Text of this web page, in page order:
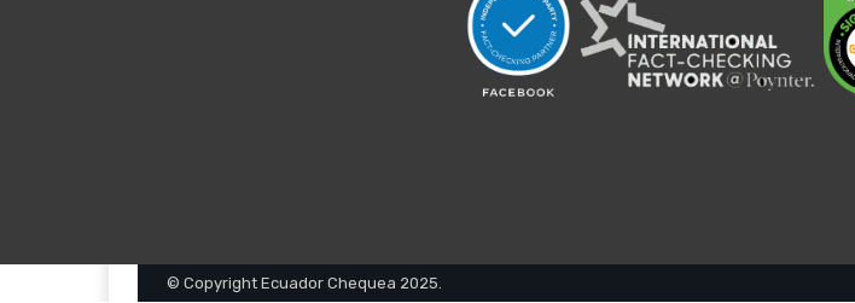
© Copyright Ecuador Chequea 2025.